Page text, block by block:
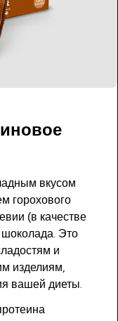
вкусом
горохового
(в качестве
шоколада. Это
и
изделиям,
вашей диеты.